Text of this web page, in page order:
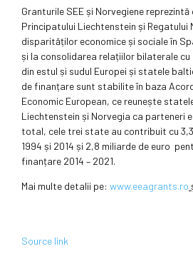
Granturile SEE și Norvegiene
Principatului Liechtenstein și Regatului
disparităților economice și sociale în
și la consolidarea relațiilor bilaterale
din estul și sudul Europei și statele
de finanțare sunt stabilite în baza
Economic European, ce reunește
Liechtenstein și Norvegia ca parteneri
total, cele trei state au contribuit cu
1994 și 2014 și 2,8 miliarde de euro
finanțare 2014 – 2021.
Mai multe detalii pe: www.eeagrants.ro
Source link